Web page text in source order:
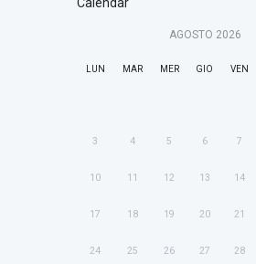
AGOSTO 2026
LUN MAR MER GIO VEN
3 4 5 6 7
10 11 12 13 14
17 18 19 20 21
24 25 26 27 28